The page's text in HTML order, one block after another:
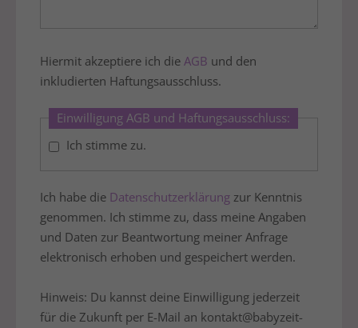
Hiermit akzeptiere ich die AGB und den
inkludierten Haftungsausschluss.
Einwilligung AGB und Haftungsausschluss:
Ich stimme zu.
Ich habe die Datenschutzerklärung zur Kenntnis
genommen. Ich stimme zu, dass meine Angaben
und Daten zur Beantwortung meiner Anfrage
elektronisch erhoben und gespeichert werden.
Hinweis: Du kannst deine Einwilligung jederzeit
für die Zukunft per E-Mail an kontakt@babyzeit-